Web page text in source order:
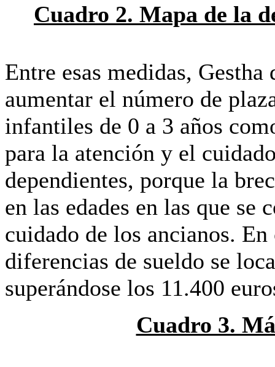
Cuadro 2. Mapa de la
Entre esas medidas,
aumentar el número de
infantiles de 0 a 3 años
para la atención y el
dependientes, porque la
en las edades en las que se
cuidado de los ancianos.
diferencias de sueldo se
superándose los 11.400
Cuadro 3.